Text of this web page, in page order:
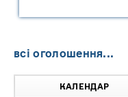
всі оголошення...
КАЛЕНДАР